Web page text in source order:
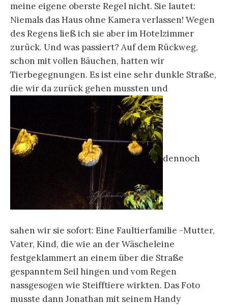
meine eigene oberste Regel nicht. Sie lautet:
Niemals das Haus ohne Kamera verlassen! Wegen
des Regens ließ ich sie aber im Hotelzimmer
zurück. Und was passiert? Auf dem Rückweg,
schon mit vollen Bäuchen, hatten wir
Tierbegegnungen. Es ist eine sehr dunkle Straße,
die wir da zurück gehen mussten und
dennoch
sahen wir sie sofort: Eine Faultierfamilie -Mutter,
Vater, Kind, die wie an der Wäscheleine
festgeklammert an einem über die Straße
gespanntem Seil hingen und vom Regen
nassgesogen wie Steifftiere wirkten. Das Foto
musste dann Jonathan mit seinem Handy